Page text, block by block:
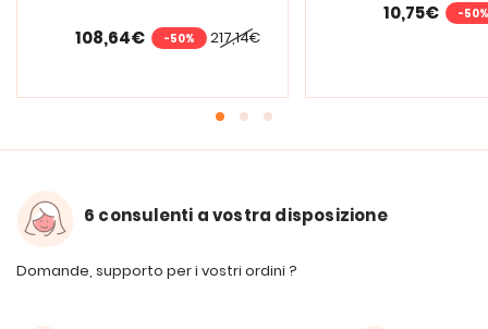
217,14€
108,64€ -50%
10,75€ -50%
6 consulenti a vostra disposizione
Domande, supporto per i vostri ordini ?